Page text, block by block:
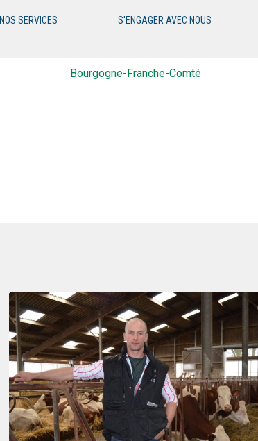
NOS SERVICES S'ENGAGER AVEC NOUS
Bourgogne-Franche-Comté